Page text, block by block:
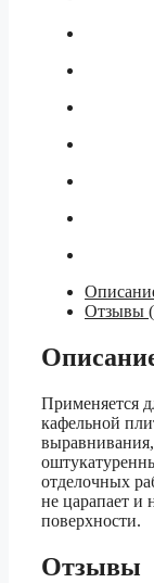
Отзывы
Применяется
кафельной
отделочных
не царапает и
поверхности.
Отзывы